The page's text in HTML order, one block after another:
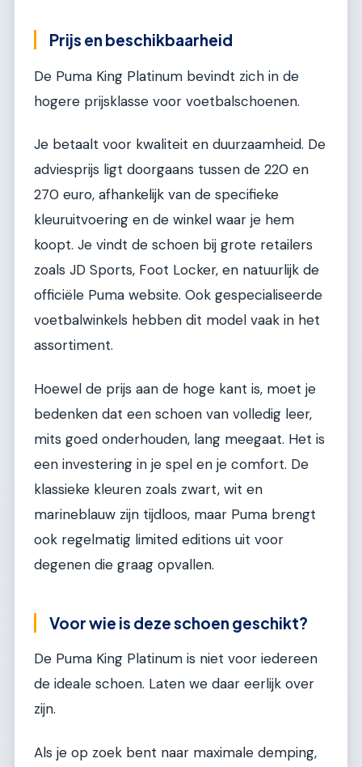
Prijs en beschikbaarheid
De Puma King Platinum bevindt zich in de
hogere prijsklasse voor voetbalschoenen.
Je betaalt voor kwaliteit en duurzaamheid. De
adviesprijs ligt doorgaans tussen de 220 en
270 euro, afhankelijk van de specifieke
kleuruitvoering en de winkel waar je hem
koopt. Je vindt de schoen bij grote retailers
zoals JD Sports, Foot Locker, en natuurlijk de
officiële Puma website. Ook gespecialiseerde
voetbalwinkels hebben dit model vaak in het
assortiment.
Hoewel de prijs aan de hoge kant is, moet je
bedenken dat een schoen van volledig leer,
mits goed onderhouden, lang meegaat. Het is
een investering in je spel en je comfort. De
klassieke kleuren zoals zwart, wit en
marineblauw zijn tijdloos, maar Puma brengt
ook regelmatig limited editions uit voor
degenen die graag opvallen.
Voor wie is deze schoen geschikt?
De Puma King Platinum is niet voor iedereen
de ideale schoen. Laten we daar eerlijk over
zijn.
Als je op zoek bent naar maximale demping,